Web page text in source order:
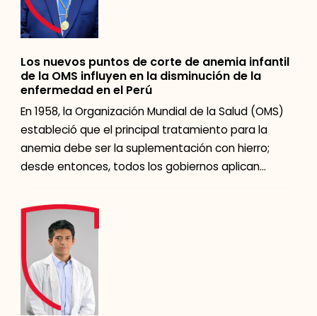
Los nuevos puntos de corte de anemia infantil
de la OMS influyen en la disminución de la
enfermedad en el Perú
En 1958, la Organización Mundial de la Salud (OMS)
estableció que el principal tratamiento para la
anemia debe ser la suplementación con hierro;
desde entonces, todos los gobiernos aplican